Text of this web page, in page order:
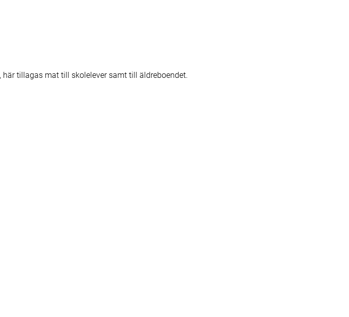
tillagas mat till skolelever samt till äldreboendet.